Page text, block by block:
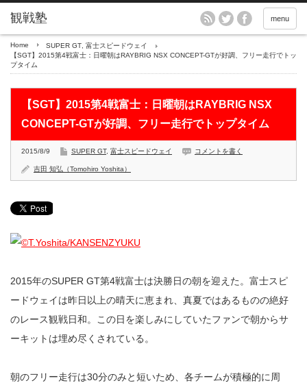
menu
Home SUPER GT 富士スピードウェイ
【SGT】2015第4戦富士：日曜朝はRAYBRIG NSX CONCEPT-GTが好調、フリー走行でトッ
プタイム
【SGT】2015第4戦富士：日曜朝はRAYBRIG NSX
CONCEPT-GTが好調、フリー走行でトップタイム
2015/8/9 SUPER GT, 富士スピードウェイ コメントを書く
吉田 知弘（Tomohiro Yoshita）
2015年のSUPER GT第4戦富士は決勝日の朝を迎えた。富士スピ
ードウェイは昨日以上の晴天に恵まれ、真夏ではあるものの絶好
のレース観戦日和。この日を楽しみにしていたファンで朝からサ
ーキットは埋め尽くされている。
朝のフリー走行は30分のみと短いため、各チームが積極的に周